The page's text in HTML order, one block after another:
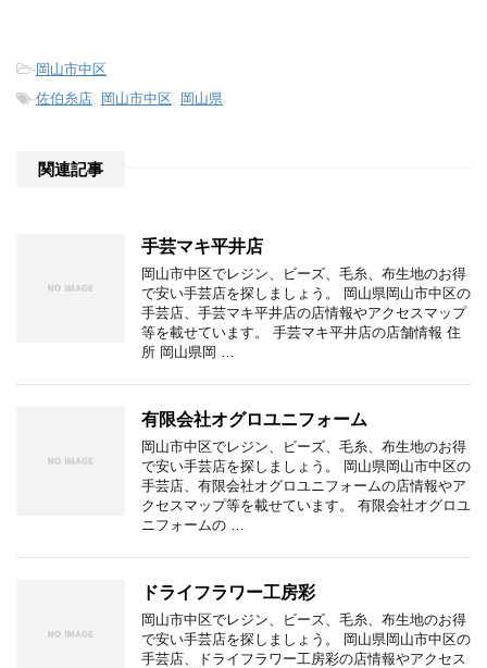
-岡山市中区
-佐伯糸店 岡山市中区 岡山県
関連記事
手芸マキ平井店
岡山市中区でレジン、ビーズ、毛糸、布生地のお得
で安い手芸店を探しましょう。 岡山県岡山市中区の
手芸店、手芸マキ平井店の店情報やアクセスマップ
等を載せています。 手芸マキ平井店の店舗情報 住
所 岡山県岡 …
有限会社オグロユニフォーム
岡山市中区でレジン、ビーズ、毛糸、布生地のお得
で安い手芸店を探しましょう。 岡山県岡山市中区の
手芸店、有限会社オグロユニフォームの店情報やア
クセスマップ等を載せています。 有限会社オグロユ
ニフォームの …
ドライフラワー工房彩
岡山市中区でレジン、ビーズ、毛糸、布生地のお得
で安い手芸店を探しましょう。 岡山県岡山市中区の
手芸店、ドライフラワー工房彩の店情報やアクセス